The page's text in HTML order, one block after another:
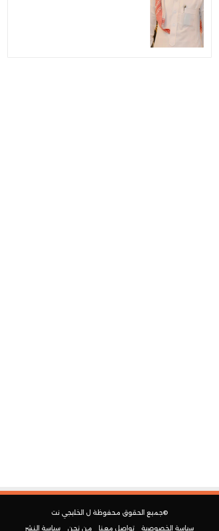
©جميع الحقوق محفوظة ل الخليجي نت
سياسة الخصوصية
تواصل معنا من نحن سياسة النشر